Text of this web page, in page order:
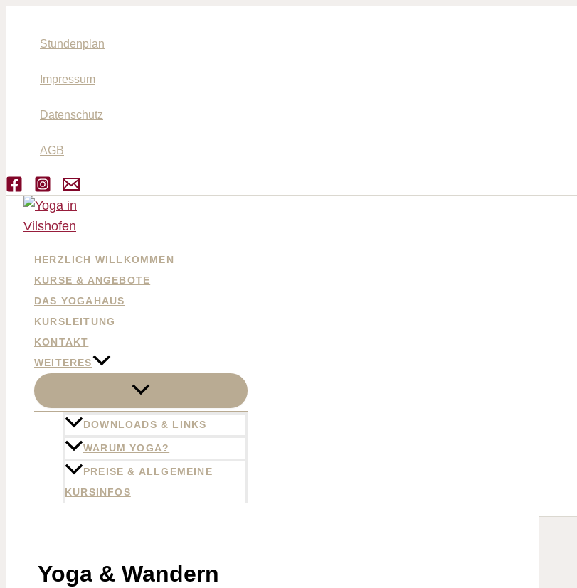
Stundenplan
Impressum
Datenschutz
AGB
HERZLICH WILLKOMMEN
KURSE & ANGEBOTE
DAS YOGAHAUS
KURSLEITUNG
KONTAKT
WEITERES
DOWNLOADS & LINKS
WARUM YOGA?
PREISE & ALLGEMEINE
KURSINFOS
Yoga & Wandern